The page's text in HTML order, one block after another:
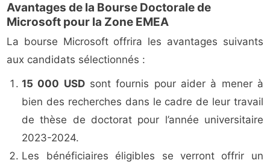
Avantages de la Bourse Doctorale de
Microsoft pour la Zone EMEA
La bourse Microsoft offrira les avantages suivants
aux candidats sélectionnés :
15 000 USDsont fournis pour aider à mener à
bien des recherches dans le cadre de leur travail
de thèse de doctorat pour l’année universitaire
2023-2024.
Les bénéficiaires éligibles se verront offrir un